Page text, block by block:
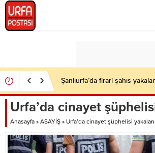
Şanlıurfa’da firari şahıs
Urfa’da cinayet
Anasayfa » ASAYİŞ » Urfa’da cinayet şüphelisi